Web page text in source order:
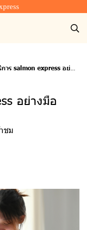
express อย่างมืออาชีพ สำหรับผู้เริ่มต้น
อย่างมือ
ชม